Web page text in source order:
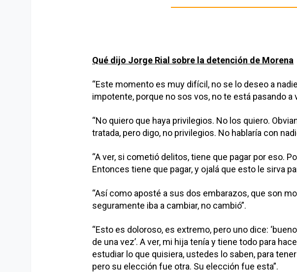
Qué dijo Jorge Rial sobre la detención de Morena
“Este momento es muy difícil, no se lo deseo a
impotente, porque no sos vos, no te está pasando a
“No quiero que haya privilegios. No los quiero.
tratada, pero digo, no privilegios. No hablaría con
“A ver, si cometió delitos, tiene que pagar por eso.
Entonces tiene que pagar, y ojalá que esto le sirva
“Así como aposté a sus dos embarazos, que son
seguramente iba a cambiar, no cambió”.
“Esto es doloroso, es extremo, pero uno dice:
de una vez’. A ver, mi hija tenía y tiene todo para
estudiar lo que quisiera, ustedes lo saben, para
pero su elección fue otra. Su elección fue esta”.